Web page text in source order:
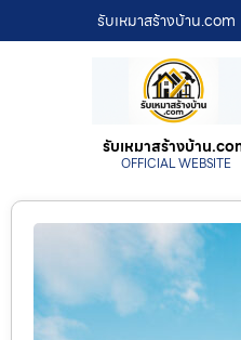
รับเหมาสร้างบ้าน.com
รับเหมาสร้างบ้าน
OFFICIAL WEBSITE